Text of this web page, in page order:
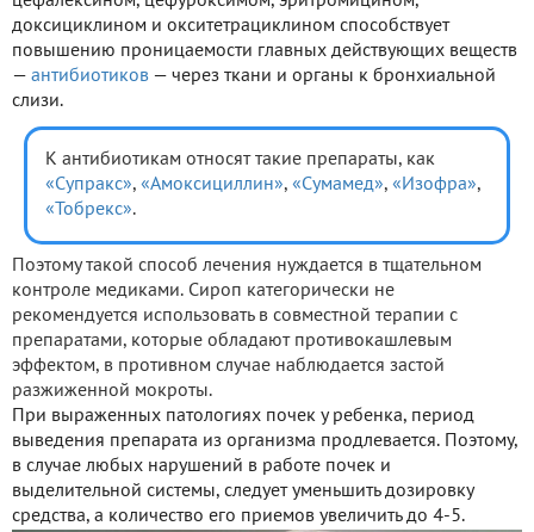
доксициклином и окситетрациклином способствует
повышению проницаемости главных действующих веществ
— антибиотиков — через ткани и органы к бронхиальной
слизи.
К антибиотикам относят такие препараты, как
«Супракс», «Амоксициллин», «Сумамед», «Изофра»,
«Тобрекс».
Поэтому такой способ лечения нуждается в тщательном
контроле медиками. Сироп категорически не
рекомендуется использовать в совместной терапии с
препаратами, которые обладают противокашлевым
эффектом, в противном случае наблюдается застой
разжиженной мокроты.
При выраженных патологиях почек у ребенка, период
выведения препарата из организма продлевается. Поэтому,
в случае любых нарушений в работе почек и
выделительной системы, следует уменьшить дозировку
средства, а количество его приемов увеличить до 4-5.